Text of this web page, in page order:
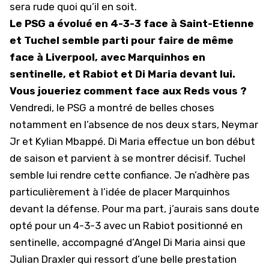
sera rude quoi qu’il en soit.
Le PSG a évolué en 4-3-3 face à Saint-Etienne
et Tuchel semble parti pour faire de même
face à Liverpool, avec Marquinhos en
sentinelle, et Rabiot et Di Maria devant lui.
Vous joueriez comment face aux Reds vous ?
Vendredi, le PSG a montré de belles choses
notamment en l’absence de nos deux stars, Neymar
Jr et Kylian Mbappé. Di Maria effectue un bon début
de saison et parvient à se montrer décisif. Tuchel
semble lui rendre cette confiance. Je n’adhère pas
particulièrement à l’idée de placer Marquinhos
devant la défense. Pour ma part, j’aurais sans doute
opté pour un 4-3-3 avec un Rabiot positionné en
sentinelle, accompagné d’Angel Di Maria ainsi que
Julian Draxler qui ressort d’une belle prestation